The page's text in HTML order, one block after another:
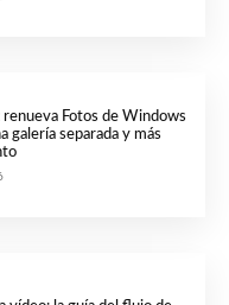
Fotos de Windows
galería separada y más